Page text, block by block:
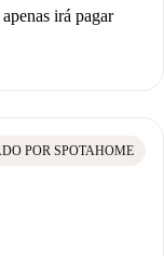
irá pagar
POR SPOTAHOME